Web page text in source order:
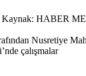
Kaynak: HABER